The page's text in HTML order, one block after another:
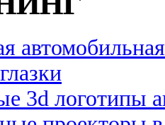
3d логотипы